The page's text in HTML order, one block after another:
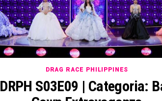
DRAG RACE PHILIPPINES
DRPH S03E09 | Categoria: